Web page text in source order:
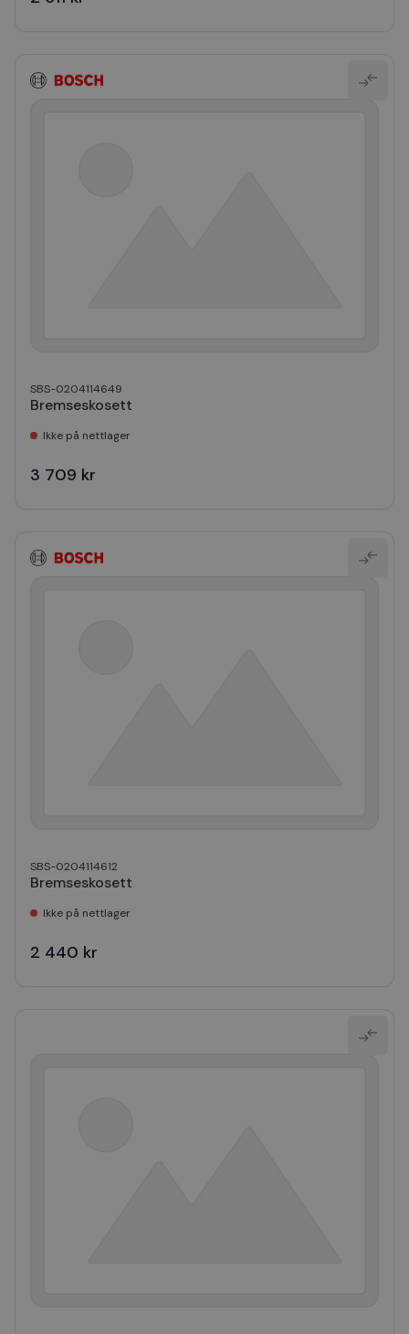
SBS-0204114649
Bremseskosett
Ikke på nettlager
3 709 kr
SBS-0204114612
Bremseskosett
Ikke på nettlager
2 440 kr